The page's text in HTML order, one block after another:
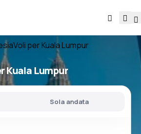
Voli per Kuala Lumpur
Kuala Lumpur
Sola andata